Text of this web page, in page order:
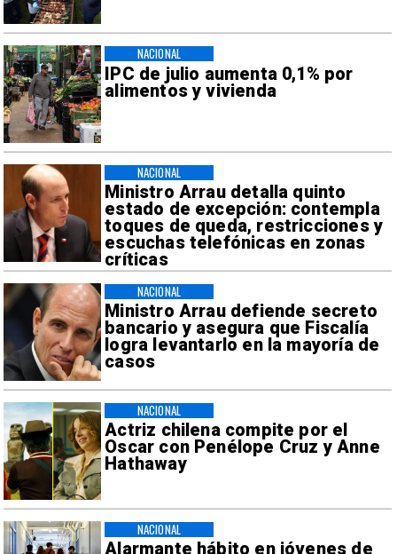
IPC de julio aumenta 0,1% por
alimentos y vivienda
NACIONAL
Ministro Arrau detalla quinto
estado de excepción: contempla
toques de queda, restricciones y
escuchas telefónicas en zonas
críticas
NACIONAL
Ministro Arrau defiende secreto
bancario y asegura que Fiscalía
logra levantarlo en la mayoría de
casos
NACIONAL
Actriz chilena compite por el
Oscar con Penélope Cruz y Anne
Hathaway
NACIONAL
Alarmante hábito en jóvenes de
NACIONAL